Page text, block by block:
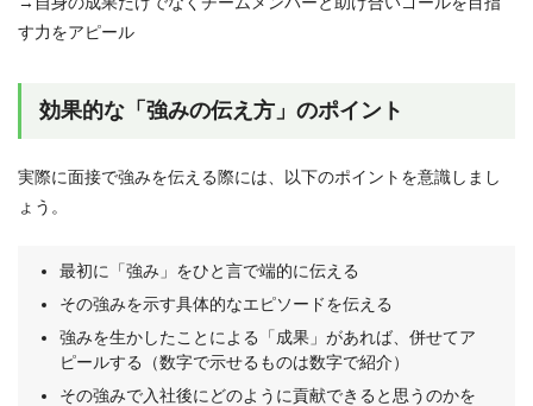
す力をアピール
効果的な「強みの伝え方」のポイント
実際に面接で強みを伝える際には、以下のポイントを意識しまし
ょう。
最初に「強み」をひと言で端的に伝える
その強みを示す具体的なエピソードを伝える
強みを生かしたことによる「成果」があれば、併せてア
ピールする（数字で示せるものは数字で紹介）
その強みで入社後にどのように貢献できると思うのかを